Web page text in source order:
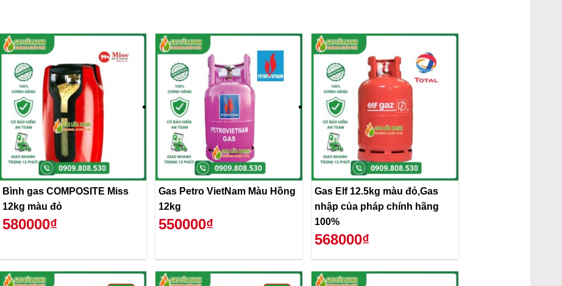
Bình gas COMPOSITE Miss
12kg màu đỏ
580000₫
Gas Petro VietNam Màu Hồng
12kg
550000₫
Gas Elf 12.5kg màu đỏ,Gas
nhập của pháp chính hãng
100%
568000₫